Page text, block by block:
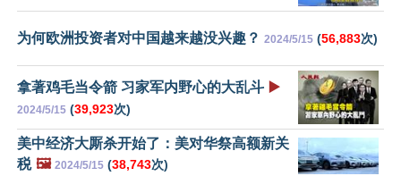
为何欧洲投资者对中国越来越没兴趣？ 2024/5/15 (56,883次)
拿著鸡毛当令箭 习家军内野心的大乱斗 ▶️
2024/5/15 (39,923次)
美中经济大厮杀开始了：美对华祭高额新关
税 🖼️ 2024/5/15 (38,743次)